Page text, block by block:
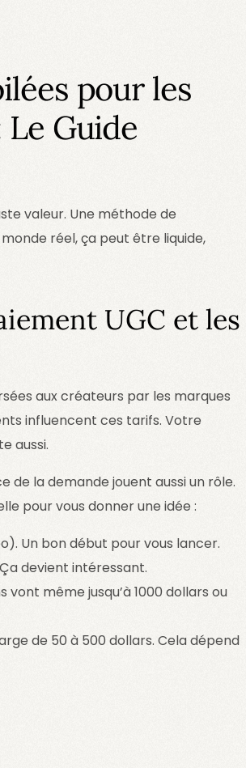
pour les
Guide
valeur. Une méthode de
réel, ça peut être liquide,
UGC et les
aux créateurs par les marques
influencent ces tarifs. Votre
aussi.
de la demande jouent aussi un rôle.
pour vous donner une idée :
Un bon début pour vous lancer.
devient intéressant.
même jusqu’à 1000 dollars ou
de 50 à 500 dollars. Cela dépend